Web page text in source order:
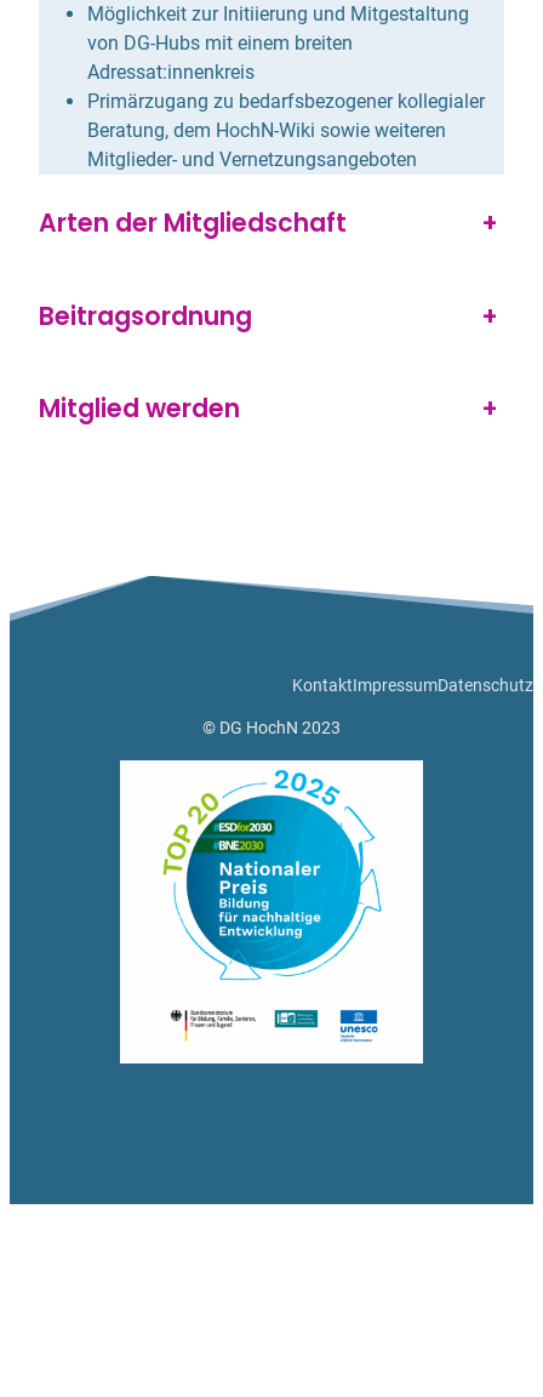
Möglichkeit zur Initiierung und Mitgestaltung
von DG-Hubs mit einem breiten
Adressat:innenkreis
Primärzugang zu bedarfsbezogener kollegialer
Beratung, dem HochN-Wiki sowie weiteren
Mitglieder- und Vernetzungsangeboten
Arten der Mitgliedschaft +
Beitragsordnung +
Mitglied werden +
KontaktImpressumDatenschutz
© DG HochN 2023